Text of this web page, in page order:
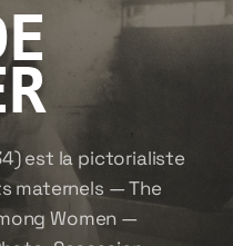
est la pictorialiste
maternels — The
Women —